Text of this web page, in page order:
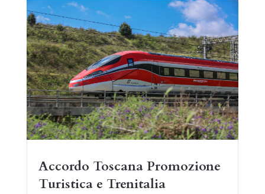
Accordo Toscana Promozione
Turistica e Trenitalia